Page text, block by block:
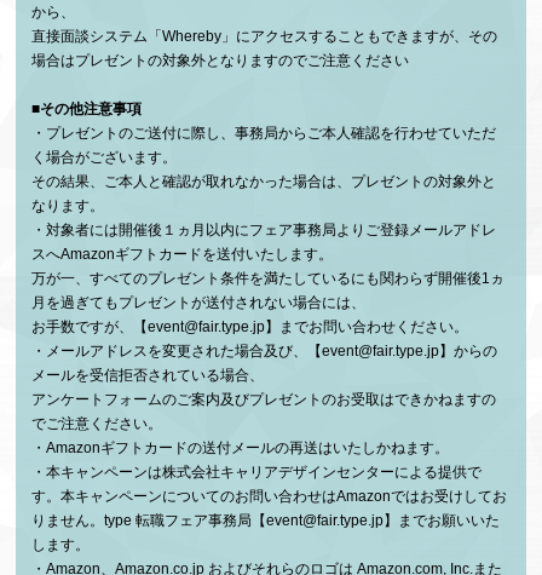
から、
直接面談システム「Whereby」にアクセスすることもできますが、その
場合はプレゼントの対象外となりますのでご注意ください
■その他注意事項
プレゼントのご送付に際し、事務局からご本人確認を行わせていただ
く場合がございます。
その結果、ご本人と確認が取れなかった場合は、プレゼントの対象外と
なります。
対象者には開催後１ヵ月以内にフェア事務局よりご登録メールアドレ
スへAmazonギフトカードを送付いたします。
万が一、すべてのプレゼント条件を満たしているにも関わらず開催後1ヵ
月を過ぎてもプレゼントが送付されない場合には、
お手数ですが、【event@fair.type.jp】までお問い合わせください。
メールアドレスを変更された場合及び、【event@fair.type.jp】からの
メールを受信拒否されている場合、
アンケートフォームのご案内及びプレゼントのお受取はできかねますの
でご注意ください。
Amazonギフトカードの送付メールの再送はいたしかねます。
本キャンペーンは株式会社キャリアデザインセンターによる提供で
す。本キャンペーンについてのお問い合わせはAmazonではお受けしてお
りません。type 転職フェア事務局【event@fair.type.jp】までお願いいた
します。
Amazon、Amazon.co.jp およびそれらのロゴは Amazon.com, Inc.また